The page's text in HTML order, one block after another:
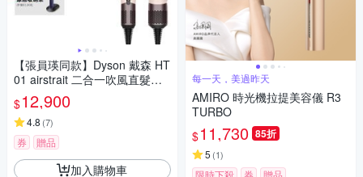
【張員瑛同款】Dyson 戴森 HT
01 airstrait 二合一吹風直髮器
粉霧玫瑰 贈原廠架
$12,900
4.8 (7)
券 贈品
加入購物車
每一天，美過昨天
AMIRO 時光機拉提美容儀 R3
TURBO
$11,730 85折
5 (1)